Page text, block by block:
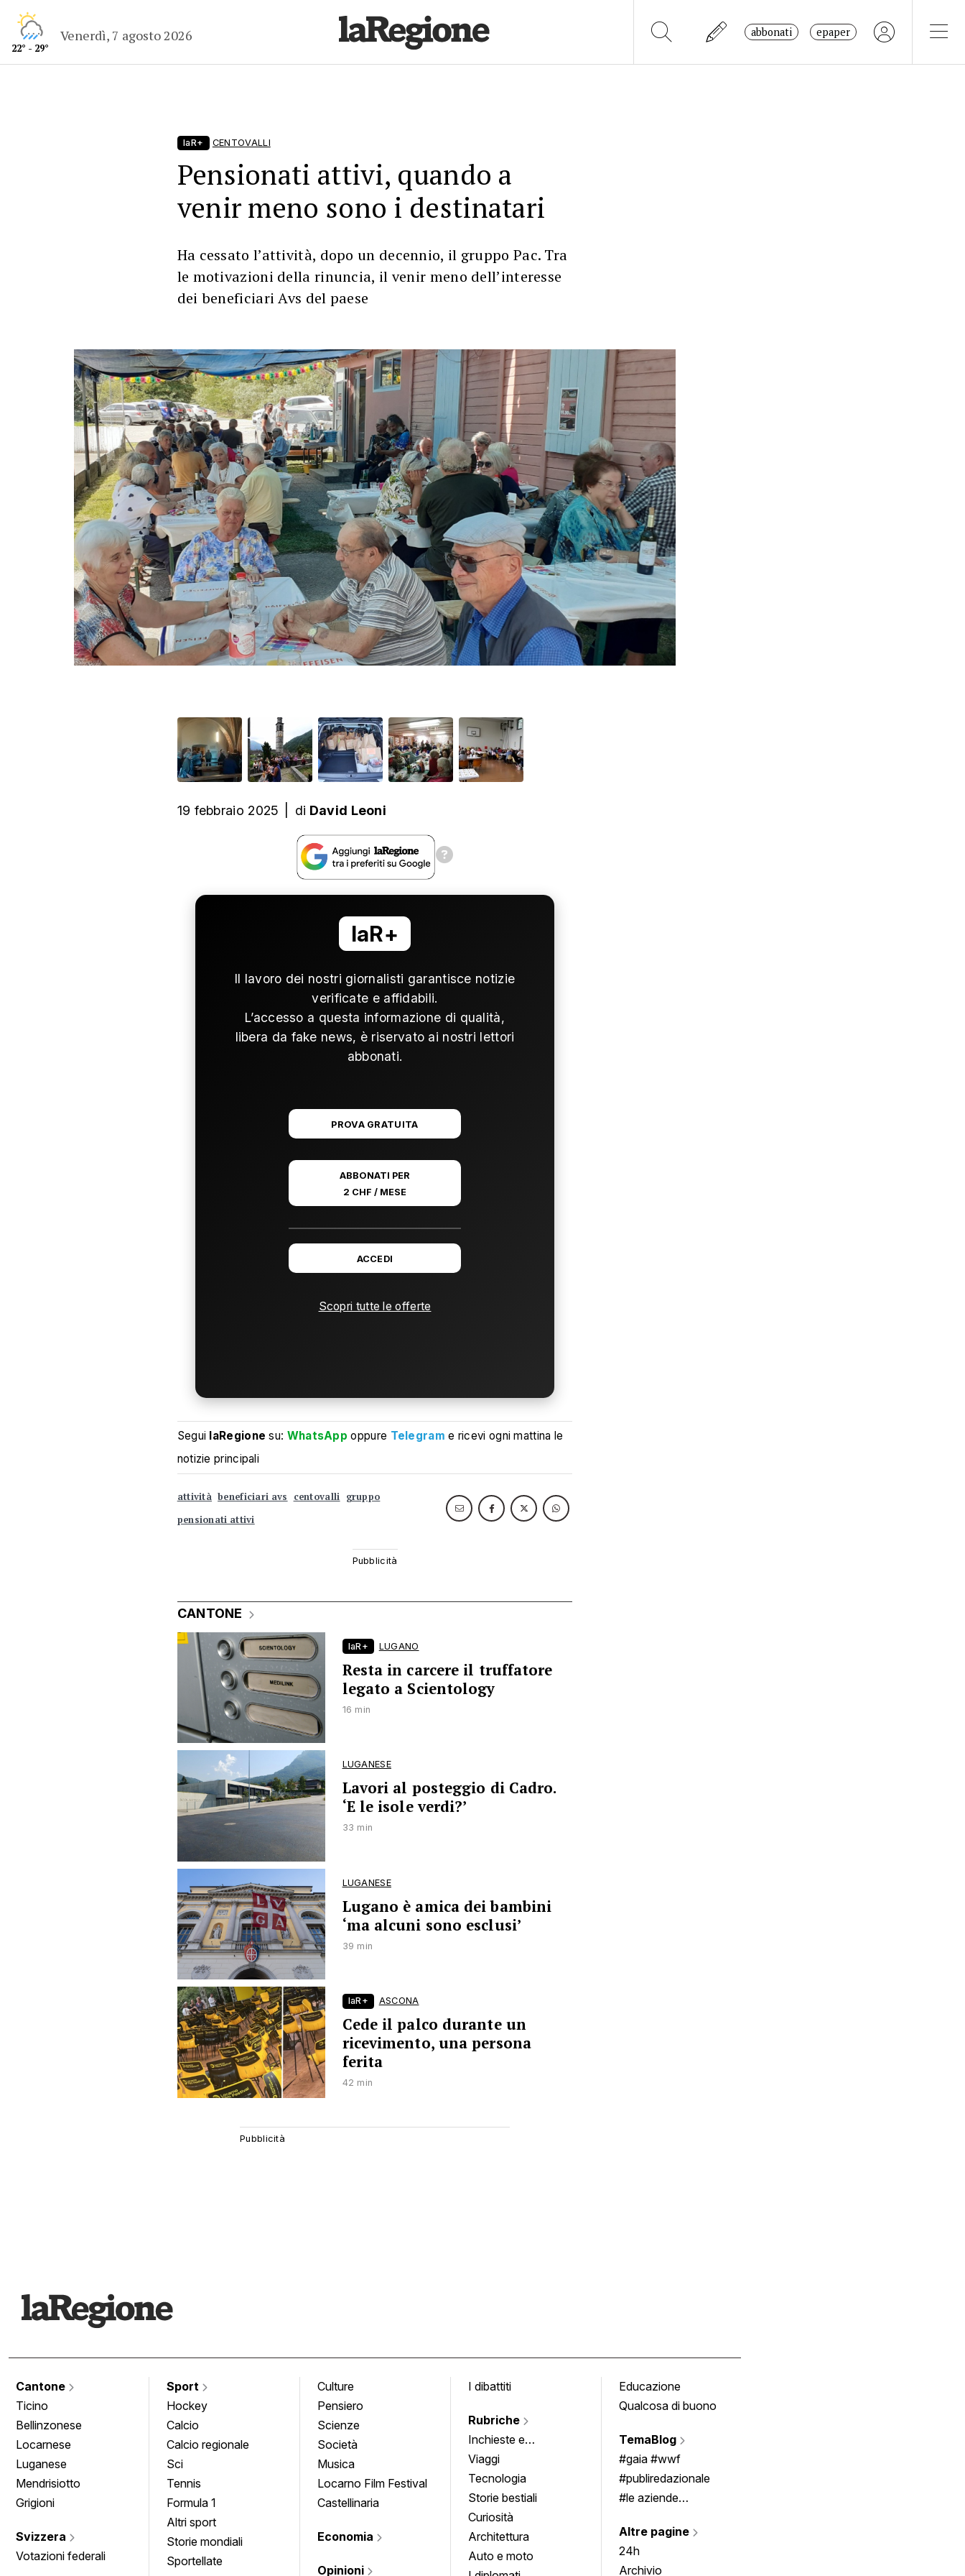
22° - 29°
Venerdì, 7 agosto 2026 abbonati epaper
laR+ CENTOVALLI
Pensionati attivi, quando a
venir meno sono i destinatari
Ha cessato l’attività, dopo un decennio, il gruppo Pac. Tra
le motivazioni della rinuncia, il venir meno dell’interesse
dei beneficiari Avs del paese
19 febbraio 2025 di David Leoni
laR+
Il lavoro dei nostri giornalisti garantisce notizie
verificate e affidabili.
L’accesso a questa informazione di qualità,
libera da fake news, è riservato ai nostri lettori
abbonati.
PROVA GRATUITA
ABBONATI PER
2 CHF / MESE
ACCEDI
Scopri tutte le offerte
Segui laRegione su: WhatsApp oppure Telegram e ricevi ogni mattina le
notizie principali
attività beneficiari avs centovalli gruppo
pensionati attivi
CANTONE
laR+ LUGANO
Resta in carcere il truffatore
legato a Scientology
16 min
LUGANESE
Lavori al posteggio di Cadro.
‘E le isole verdi?’
33 min
LUGANESE
Lugano è amica dei bambini
‘ma alcuni sono esclusi’
39 min
laR+ ASCONA
Cede il palco durante un
ricevimento, una persona
ferita
42 min
Cantone
Ticino
Bellinzonese
Locarnese
Luganese
Mendrisiotto
Grigioni
Svizzera
Votazioni federali
Sport
Hockey
Calcio
Calcio regionale
Sci
Tennis
Formula 1
Altri sport
Storie mondiali
Sportellate
Culture
Pensiero
Scienze
Società
Musica
Locarno Film Festival
Castellinaria
Economia
Opinioni
I dibattiti
Rubriche
Inchieste e
approfondimenti
Viaggi
Tecnologia
Storie bestiali
Curiosità
Architettura
Auto e moto
Educazione
Qualcosa di buono
TemaBlog
#gaia #wwf
#publiredazionale
#le aziende
Altre pagine
24h
Archivio